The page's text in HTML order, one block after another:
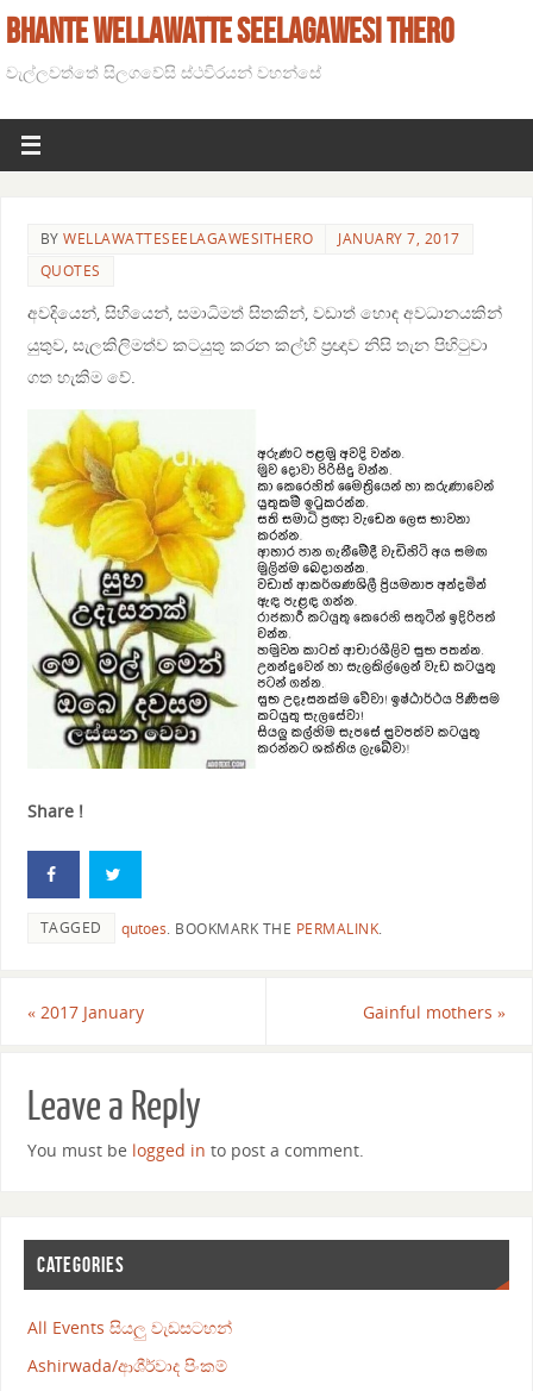
BHANTE WELLAWATTE SEELAGAWESI THERO
වැල්ලවත්තේ සිලගවේසි ස්ථවිරයන් වහන්සේ
BYWELLAWATTESEELAGAWESITHERO
JANUARY 7, 2017
QUOTES
අවදියෙන්, සිහියෙන්, සමාධිමත් සිතකින්, වඩාත් හොඳ අවධානයකින්
යුතුව, සැලකිලිමත්ව කටයුතු කරන කල්හි ප්‍රඥාව නිසි තැන පිහිටුවා
ගත හැකිම වේ.
Share !
TAGGED qutoes. BOOKMARK THE PERMALINK.
«2017 January Gainful mothers»
Leave a Reply
You must be logged in to post a comment.
CATEGORIES
All Events සියලු වැඩසටහන්
Ashirwada/ආශීර්වාද පිංකම්